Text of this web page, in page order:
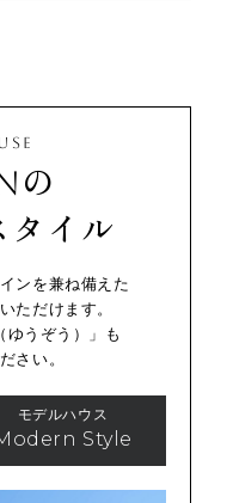
の
タイル
ンを兼ね備えた
ただけます。
ゆうぞう）」も
さい。
モデルハウス
Style